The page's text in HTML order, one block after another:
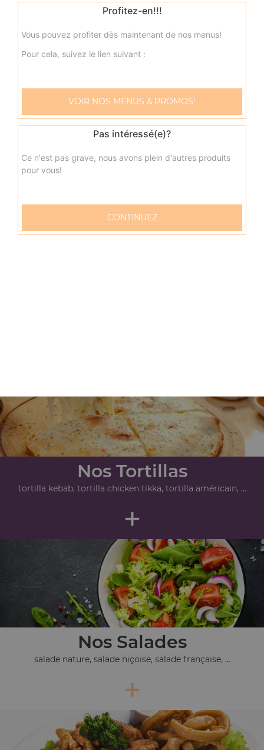
Nos Sandwichs
sandwich américain merguez, sandwich américain bacon,
Nos Tortillas
tortilla kebab, tortilla chicken tikka, tortilla américain, ...
+
Nos Salades
salade nature, salade niçoise, salade française, ...
+
Profitez-en!!!
Vous pouvez profiter dès maintenant de nos menus!
Pour cela, suivez le lien suivant :
VOIR NOS MENUS & PROMOS!
Pas intéressé(e)?
Ce n'est pas grave, nous avons plein d'autres produits
pour vous!
CONTINUEZ